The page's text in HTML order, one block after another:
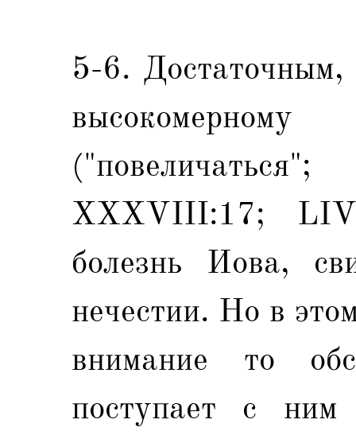
5-6. Достаточным,
XXXVIII:17;
болезнь Иова,
нечестии. Но в
внимание то
поступает с